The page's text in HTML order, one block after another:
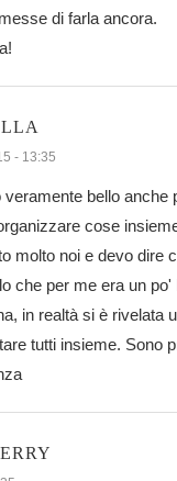
di farla ancora.
- 13:35
bello anche
cose
molto noi e devo dire
che per me era un po'
in realtà si è rivelata
tutti insieme. Sono